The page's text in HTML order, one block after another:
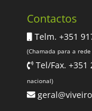
Contactos
Telm. +351
(Chamada para a
Tel/Fax. +351
nacional)